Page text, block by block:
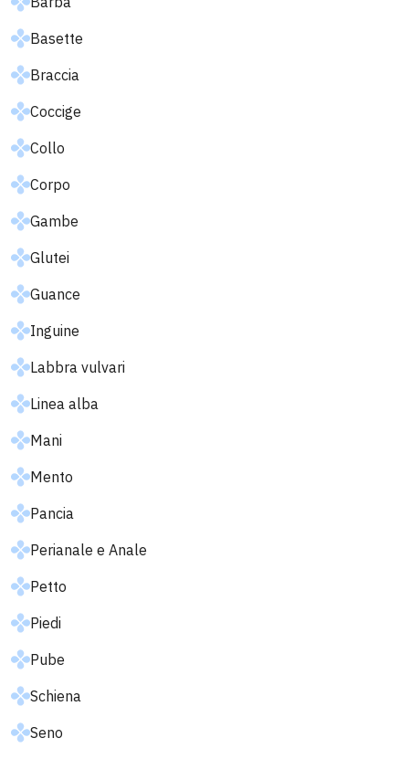
Basette
Braccia
Coccige
Collo
Corpo
Gambe
Glutei
Guance
Inguine
Labbra vulvari
Linea alba
Mani
Mento
Pancia
Perianale e Anale
Petto
Piedi
Pube
Schiena
Seno